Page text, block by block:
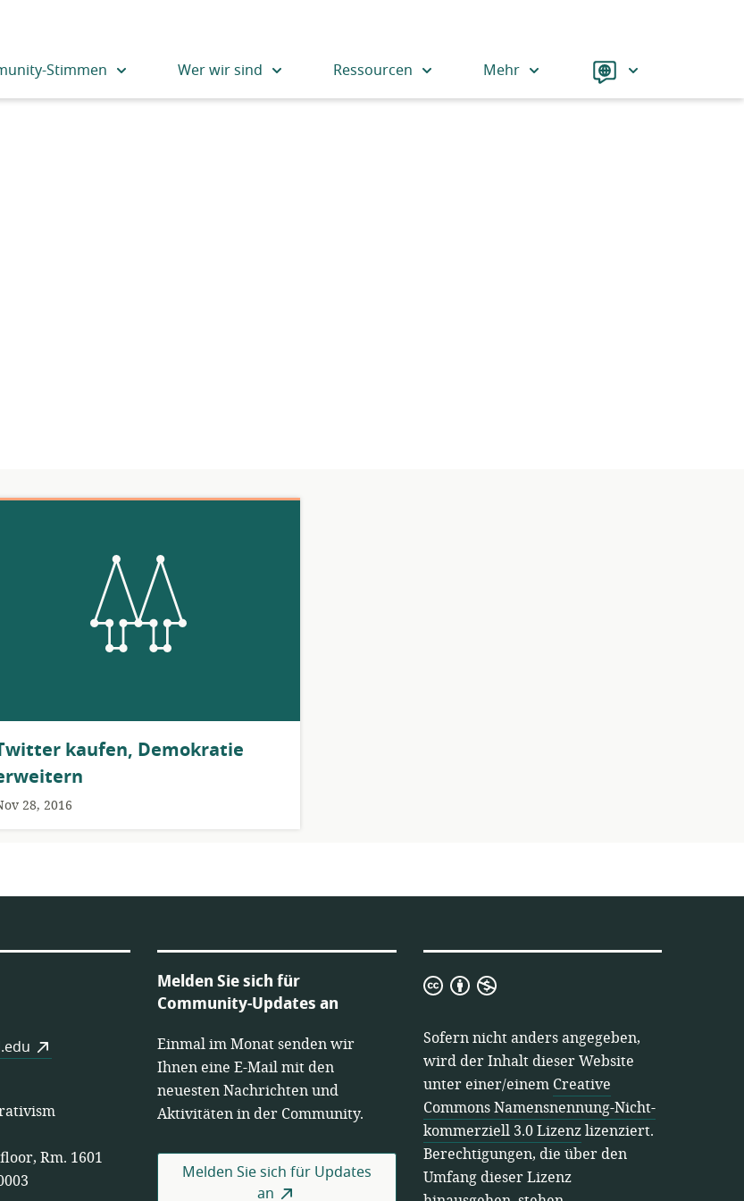
Stimmen Wer wir sind Ressourcen Mehr Language
kaufen, Demokratie
28, 2016
Rm. 1601
Melden Sie sich für
Community-Updates an
Einmal im Monat senden wir
Ihnen eine E-Mail mit den
neuesten Nachrichten und
Aktivitäten in der Community.
Melden Sie sich für Updates
an
Creative
Namensnennung-
Nicht-
kommerziell
3.0
Lizenz
Sofern nicht anders angegeben,
wird der Inhalt dieser Website
unter einer/einem Creative
Commons Namensnennung-Nicht-
kommerziell 3.0 Lizenzlizenziert.
Berechtigungen, die über den
Umfang dieser Lizenz